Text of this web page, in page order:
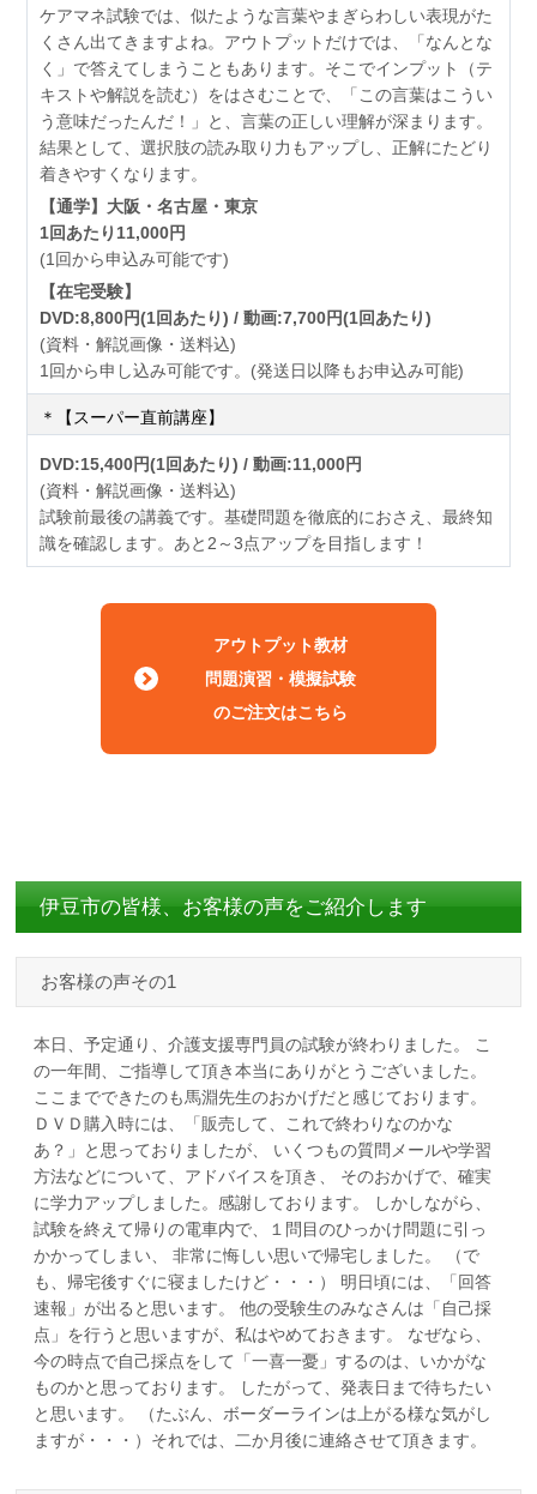
ケアマネ試験では、似たような言葉やまぎらわしい表現がた
くさん出てきますよね。アウトプットだけでは、「なんとな
く」で答えてしまうこともあります。そこでインプット（テ
キストや解説を読む）をはさむことで、「この言葉はこうい
う意味だったんだ！」と、言葉の正しい理解が深まります。
結果として、選択肢の読み取り力もアップし、正解にたどり
着きやすくなります。
【通学】大阪・名古屋・東京
1回あたり11,000円
(1回から申込み可能です)
【在宅受験】
DVD:8,800円(1回あたり) / 動画:7,700円(1回あたり)
(資料・解説画像・送料込)
1回から申し込み可能です。(発送日以降もお申込み可能)
＊【スーパー直前講座】
DVD:15,400円(1回あたり) / 動画:11,000円
(資料・解説画像・送料込)
試験前最後の講義です。基礎問題を徹底的におさえ、最終知
識を確認します。あと2～3点アップを目指します！
アウトプット教材
問題演習・模擬試験
のご注文はこちら
伊豆市の皆様、お客様の声をご紹介します
お客様の声その1
本日、予定通り、介護支援専門員の試験が終わりました。 こ
の一年間、ご指導して頂き本当にありがとうございました。
ここまでできたのも馬淵先生のおかげだと感じております。
ＤＶＤ購入時には、「販売して、これで終わりなのかな
あ？」と思っておりましたが、 いくつもの質問メールや学習
方法などについて、アドバイスを頂き、 そのおかげで、確実
に学力アップしました。感謝しております。 しかしながら、
試験を終えて帰りの電車内で、１問目のひっかけ問題に引っ
かかってしまい、 非常に悔しい思いで帰宅しました。 （で
も、帰宅後すぐに寝ましたけど・・・） 明日頃には、「回答
速報」が出ると思います。 他の受験生のみなさんは「自己採
点」を行うと思いますが、私はやめておきます。 なぜなら、
今の時点で自己採点をして「一喜一憂」するのは、いかがな
ものかと思っております。 したがって、発表日まで待ちたい
と思います。 （たぶん、ボーダーラインは上がる様な気がし
ますが・・・）それでは、二か月後に連絡させて頂きます。